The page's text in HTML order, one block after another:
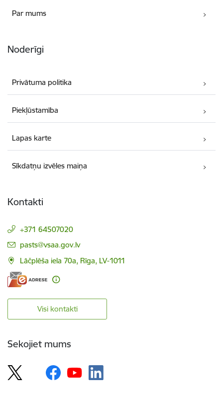
Par mums
Noderīgi
Privātuma politika
Piekļūstamība
Lapas karte
Sīkdatņu izvēles maiņa
Kontakti
+371 64507020
E-pasts:
pasts@vsaa.gov.lv
Lāčplēša iela 70a, Rīga, LV-1011
Visi kontakti
Sekojiet mums